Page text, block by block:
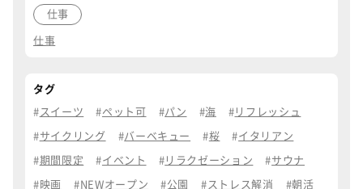
仕事
仕事
タグ
スイーツ ペット可 パン 海 リフレッシュ
サイクリング バーベキュー 桜 イタリアン
期間限定 イベント リラクゼーション サウナ
映画 NEWオープン 公園 ストレス解消 朝活